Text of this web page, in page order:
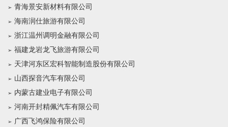
青海景安新材料有限公司
海南润仕旅游有限公司
浙江温州调明金融有限公司
福建龙岩龙飞旅游有限公司
天津河东区宏科智能制造股份有限公司
山西探音汽车有限公司
内蒙古建业电子有限公司
河南开封精佩汽车有限公司
广西飞鸿保险有限公司